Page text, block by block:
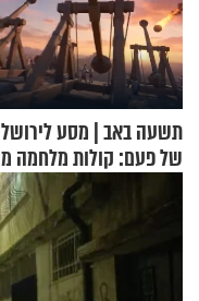
תשעה באב | מסע
של פעם: קולות מלחמה